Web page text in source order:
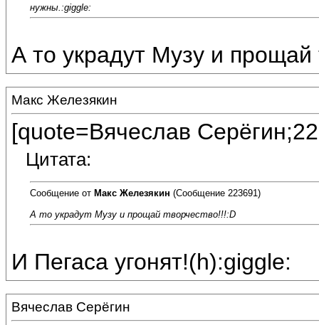
нужны.:giggle:
А то украдут Музу и прощай
Макс Железякин
[quote=Вячеслав
Цитата:
Сообщение от Макс Железякин (Сообщение 223691)
А то украдут Музу и прощай творчество!!!:D
И Пегаса угонят!(h):giggle:
Вячеслав Серёгин